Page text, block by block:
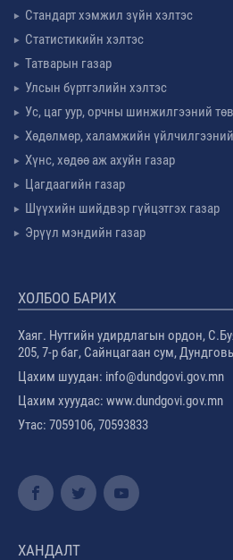
Стандарт хэмжил зүйн хэлтэс
Статистикийн хэлтэс
Татварын газар
Улсын бүртгэлийн хэлтэс
Ус, цаг уур, орчны шинжилгээний төв
Хөдөлмөр, халамжийн
Хүнс, хөдөө аж ахуйн газар
Цагдаагийн газар
Шүүхийн шийдвэр гүйцэтгэх газар
Эрүүл мэндийн газар
ХОЛБОО БАРИХ
Хаяг. Нутгийн удирдлагын ордон,
205, 7-р баг, Сайнцагаан сум,
Цахим шуудан: info@dundgovi.gov.mn
Цахим хууудас: www.dundgovi.gov.mn
Утас: 7059106, 70593833
ХАНДАЛТ